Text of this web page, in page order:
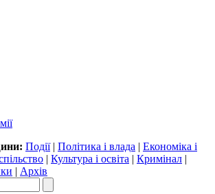
Події| Політика і влада | Економіка і
| Культура і освіта | Кримінал |
| Архів